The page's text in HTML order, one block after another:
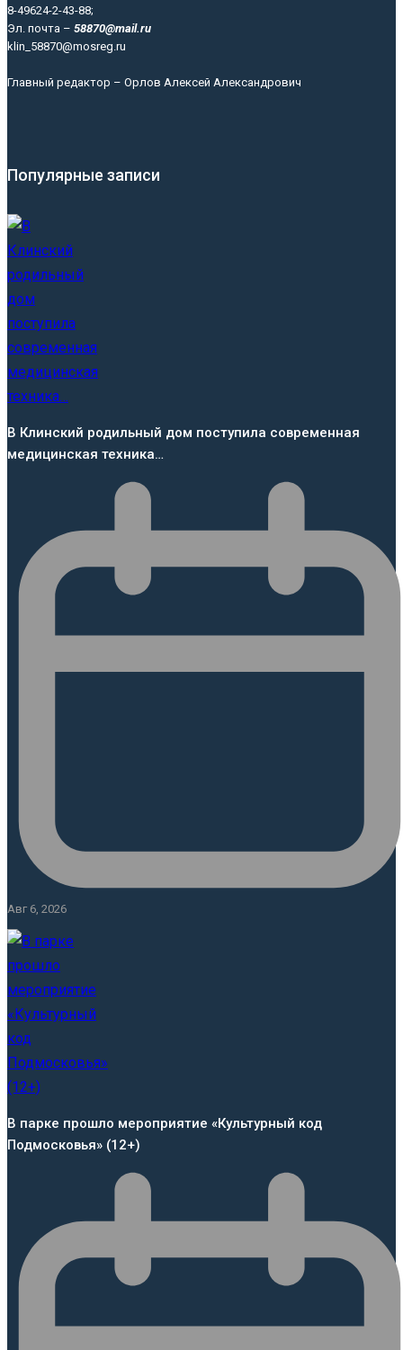
8-49624-2-43-88;
Эл. почта – 58870@mail.ru
klin_58870@mosreg.ru
Главный редактор – Орлов Алексей Александрович
Популярные записи
В Клинский родильный дом поступила современная
медицинская техника…
Авг 6, 2026
В парке прошло мероприятие «Культурный код
Подмосковья» (12+)